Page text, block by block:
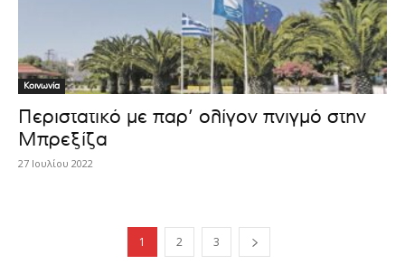
Κοινωνία
Περιστατικό με παρ’ ολίγον πνιγμό στην
Μπρεξίζα
27 Ιουλίου 2022
1 2 3